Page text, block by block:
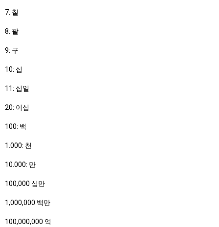
7: 칠
8: 팔
9: 구
10: 십
11: 십일
20: 이십
100: 백
1.000: 천
10.000: 만
100,000 십만
1,000,000 백만
100,000,000 억